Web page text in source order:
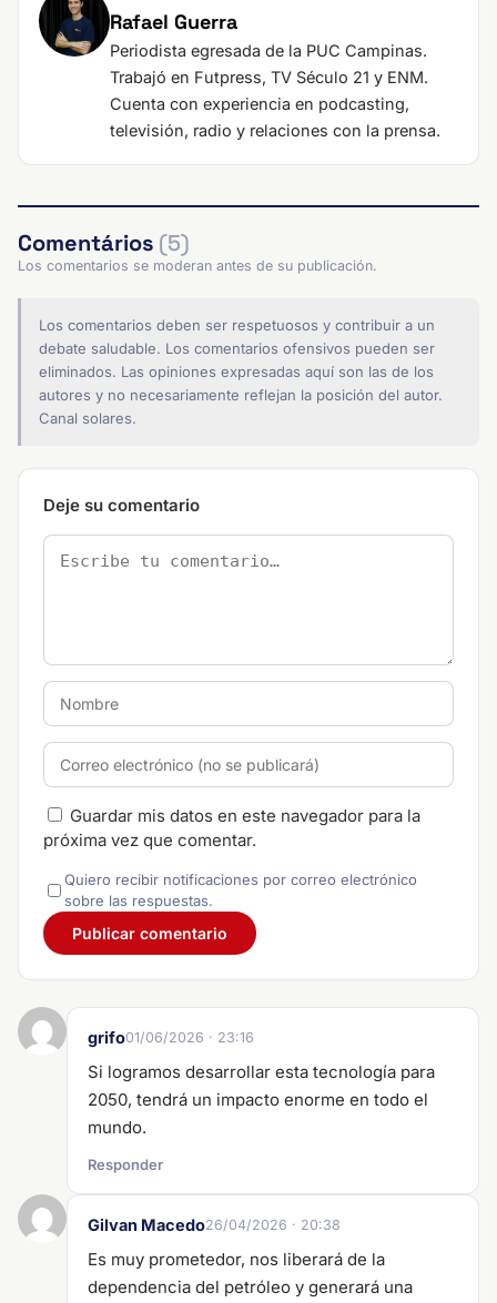
Rafael Guerra
Periodista egresada de la PUC Campinas.
Trabajó en Futpress, TV Século 21 y ENM.
Cuenta con experiencia en podcasting,
televisión, radio y relaciones con la prensa.
Comentários (5)
Los comentarios se moderan antes de su publicación.
Los comentarios deben ser respetuosos y contribuir a un
debate saludable. Los comentarios ofensivos pueden ser
eliminados. Las opiniones expresadas aquí son las de los
autores y no necesariamente reflejan la posición del autor.
Canal solares.
Deje su comentario
Guardar mis datos en este navegador para la
próxima vez que comentar.
Quiero recibir notificaciones por correo electrónico
sobre las respuestas.
grifo01/06/2026 · 23:16
Si logramos desarrollar esta tecnología para
2050, tendrá un impacto enorme en todo el
mundo.
Responder
Gilvan Macedo26/04/2026 · 20:38
Es muy prometedor, nos liberará de la
dependencia del petróleo y generará una